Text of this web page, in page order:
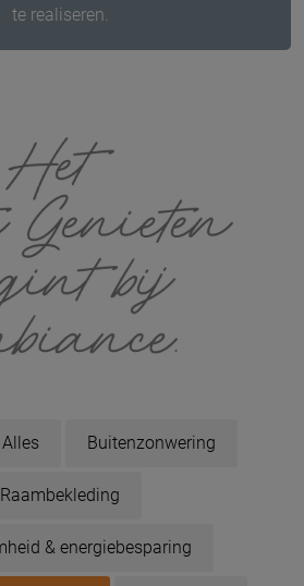
te realiseren.
Alles Buitenzonwering
Raambekleding
& energiebesparing